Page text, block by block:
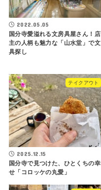
2022.05.05
国分寺愛溢れる文房具屋さん！店
主の人柄も魅力な「山水堂」で文
具探し
テイクアウト
2025.12.15
国分寺で見つけた、ひとくちの幸
せ「コロッケの丸愛」